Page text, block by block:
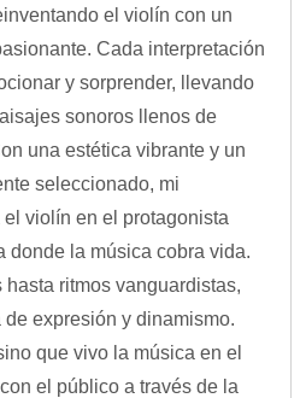
el violín con un
Cada interpretación
y sorprender, llevando
sonoros llenos de
una estética vibrante y un
seleccionado, mi
violín en el protagonista
donde la música cobra vida.
ritmos vanguardistas,
expresión y dinamismo.
que vivo la música en el
el público a través de la